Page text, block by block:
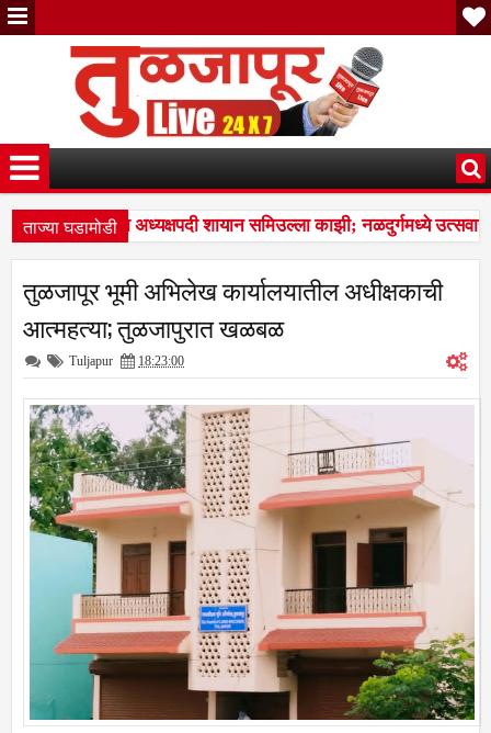
ताज्या घडामोडी
समितीच्या अध्यक्षपदी शायान समिउल्ला काझी; नळदुर्गमध्ये उत्सवाची
नळदुर्ग शहरातील ३,९२४ मतदारांची नावे वगळलीमयत, दुबार, स्थलांतरित
तुळजापूर भूमी अभिलेख कार्यालयातील अधीक्षकाची
आत्महत्या; तुळजापुरात खळबळ
Tuljapur 18:23:00